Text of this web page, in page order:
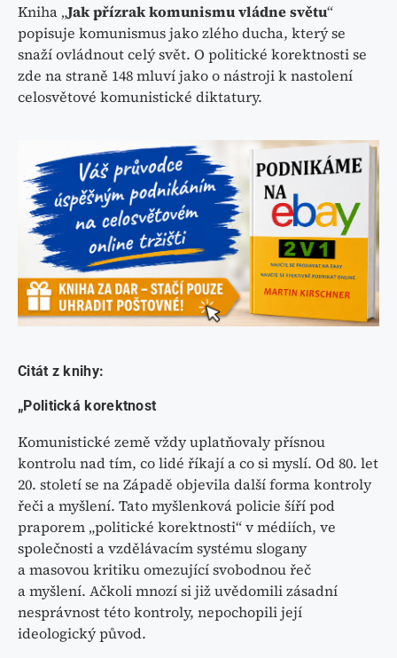
Kniha „Jak přízrak komunismu vládne světu“
popisuje komunismus jako zlého ducha, který se
snaží ovládnout celý svět. O politické korektnosti se
zde na straně 148 mluví jako o nástroji k nastolení
celosvětové komunistické diktatury.
Citát z knihy:
„Politická korektnost
Komunistické země vždy uplatňovaly přísnou
kontrolu nad tím, co lidé říkají a co si myslí. Od 80. let
20. století se na Západě objevila další forma kontroly
řeči a myšlení. Tato myšlenková policie šíří pod
praporem „politické korektnosti“ v médiích, ve
společnosti a vzdělávacím systému slogany
a masovou kritiku omezující svobodnou řeč
a myšlení. Ačkoli mnozí si již uvědomili zásadní
nesprávnost této kontroly, nepochopili její
ideologický původ.